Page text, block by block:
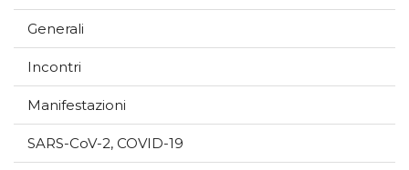
Generali
Incontri
Manifestazioni
SARS-CoV-2, COVID-19